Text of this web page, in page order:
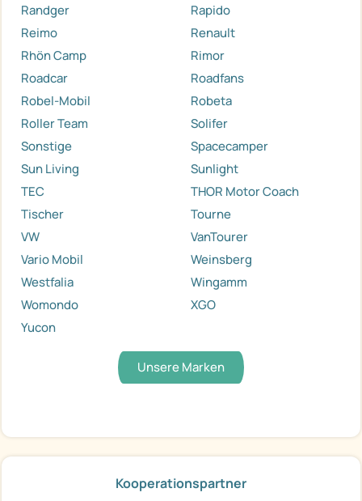
Randger
Rapido
Reimo
Renault
Rhön Camp
Rimor
Roadcar
Roadfans
Robel-Mobil
Robeta
Roller Team
Solifer
Sonstige
Spacecamper
Sun Living
Sunlight
TEC
THOR Motor Coach
Tischer
Tourne
VW
VanTourer
Vario Mobil
Weinsberg
Westfalia
Wingamm
Womondo
XGO
Yucon
Unsere Marken
Kooperationspartner